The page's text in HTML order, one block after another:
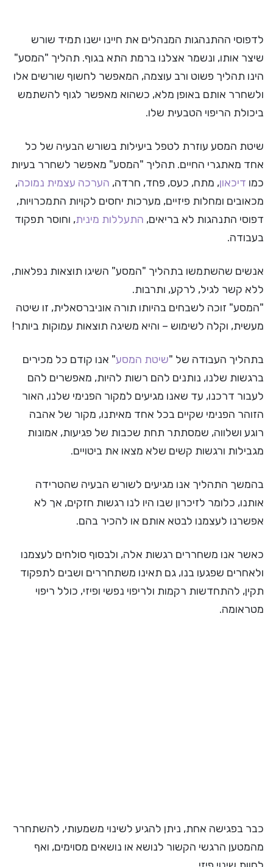
לדפוסי ההתנהגות המנהלים את חיינו ישנו תמיד שורש
שיצר אותו, ונשמר אצלנו ברמת התא בגוף. תהליך "המסע"
הינו תהליך פשוט ורב עוצמה, המאפשר לחשוף שורשים אלו
ולשחרר אותם באופן מלא, כשהוא מאפשר לגוף להשתמש
ביכולת הריפוי הטבעית שלו.
שיטת המסע עוזרת לטפל ביעילות בשורש הבעיה של כל
אחד מאתגרי החיים. תהליך "המסע" מאפשר לשחרר בעיות
כמו דיכאון, מתח, כעס, פחד, חרדה, הערכה עצמית נמוכה,
מכאובים ומחלות פיזיים, מערכות יחסים לקויות התמכרויות,
דפוסי התנהגות לא בריאים, התעללות מינית, וחוסר תפקוד
בעבודה.
אנשים שהשתמשו בתהליך "המסע" השיגו תוצאות נפלאות,
ללא קשר לגיל, לרקע, ותרבות.
"המסע" זוכה לשבחים בהיותו תורה אוניברסאלית, זו שיטה
מעשית, וקלה לשימוש – והיא משיגה תוצאות עמוקות ביותר!
בתהליך העבודה של "שיטת המסע" אנו קודם כל מכירים
ברגשות שלנו, נותנים להם רשות להיות, מאפשרים להם
לעבור דרכנו, עד שאנו מגיעים למקור הפנימי שלנו, האור
הזוהר הפנימי שקיים בכל אחד מאיתנו, מקור של אהבה
רוגע ושלווה, שמסתתר תחת שכבות של פגיעות, אמונות
מגבילות ורגשות קשים שלא מצאו את ביטויים.
בהמשך התהליך אנו מגיעים לשורש הבעיה שהטרידה
אותנו, כלומר לזיכרון שבו היו לנו רגשות חזקים, אך לא
אפשרנו לעצמנו לבטא אותם או להכיר בהם.
כאשר אנו משחררים רגשות אלה, ולבסוף סולחים לעצמנו
ולאחרים שפגעו בנו, גם תאינו משתחררים ושבים לתפקוד
תקין, להתחדשות רקמות ולריפוי נפשי ופיזי, כולל ריפוי
מטראומה.
כבר בפגישה אחת, ניתן להגיע לשינוי משמעותי, להשתחרר
מהמטען הרגשי הקשור לנושא או נושאים מסוימים, ואף